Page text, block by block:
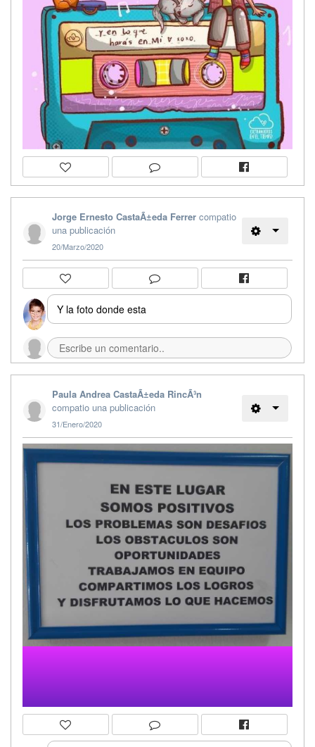
Jorge Ernesto CastaÃ±eda Ferrer compatio
una publicación
20/Marzo/2020
Y la foto donde esta
Paula Andrea CastaÃ±eda RincÃ³n
compatio una publicación
31/Enero/2020